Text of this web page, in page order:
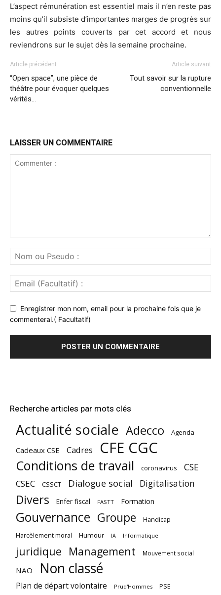
L’aspect rémunération est essentiel mais il n’en reste pas
moins qu’il subsiste d’importantes marges de progrès sur
les autres points couverts par cet accord et nous
reviendrons sur le sujet dès la semaine prochaine.
Article précédent
“Open space”, une pièce de
théâtre pour évoquer quelques
vérités…
Article suivant
Tout savoir sur la rupture
conventionnelle
LAISSER UN COMMENTAIRE
Enregistrer mon nom, email pour la prochaine fois que je
commenterai.( Facultatif)
Recherche articles par mots clés
Actualité sociale Adecco Agenda
Cadeaux CSE Cadres CFE CGC
Conditions de travail coronavirus CSE
CSEC CSSCT Dialogue social Digitalisation
Divers Enfer fiscal FASTT Formation
Gouvernance Groupe Handicap
Harcèlement moral Humour IA Informatique
juridique Management Mouvement social
NAO Non classé
Plan de départ volontaire Prud'Hommes PSE